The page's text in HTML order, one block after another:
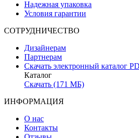
Надежная упаковка
Условия гарантии
СОТРУДНИЧЕСТВО
Дизайнерам
Партнерам
Скачать электронный каталог
Каталог
Скачать (171 МБ)
ИНФОРМАЦИЯ
О нас
Контакты